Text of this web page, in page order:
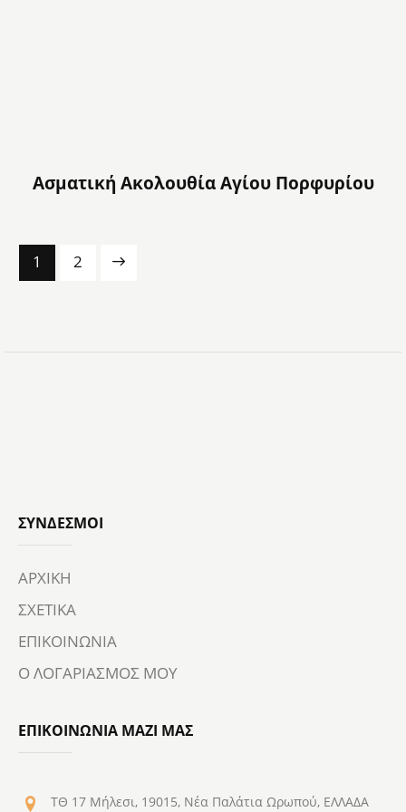
Ασματική Ακολουθία Αγίου Πορφυρίου
1 2
→
ΣΎΝΔΕΣΜΟΙ
ΑΡΧΙΚΗ
ΣΧΕΤΙΚΑ
ΕΠΙΚΟΙΝΩΝΙΑ
Ο ΛΟΓΑΡΙΑΣΜΟΣ ΜΟΥ
ΕΠΙΚΟΙΝΩΝΙΑ ΜΑΖΙ ΜΑΣ
ΤΘ 17 Μήλεσι, 19015, Νέα Παλάτια Ωρωπού, ΕΛΛΑΔΑ